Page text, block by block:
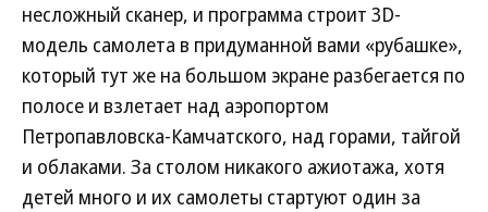
несложный сканер, и программа строит 3D-
модель самолета в придуманной вами «рубашке»,
который тут же на большом экране разбегается по
полосе и взлетает над аэропортом
Петропавловска-Камчатского, над горами, тайгой
и облаками. За столом никакого ажиотажа, хотя
детей много и их самолеты стартуют один за